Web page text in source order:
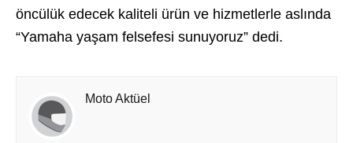
öncülük edecek kaliteli ürün ve hizmetlerle aslında
“Yamaha yaşam felsefesi sunuyoruz” dedi.
Moto Aktüel